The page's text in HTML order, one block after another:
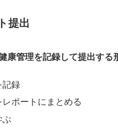
提出
康管理を記録して提出する
記録
ポートにまとめる
ぶ